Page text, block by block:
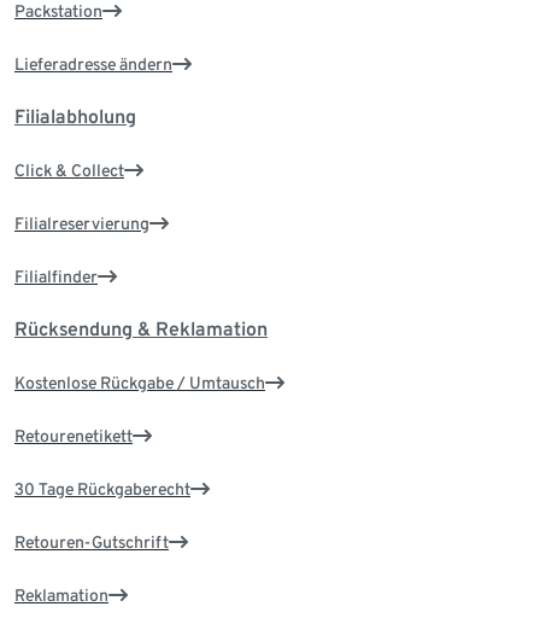
Packstation
Lieferadresse ändern
Filialabholung
Click & Collect
Filialreservierung
Filialfinder
Rücksendung & Reklamation
Kostenlose Rückgabe / Umtausch
Retourenetikett
30 Tage Rückgaberecht
Retouren-Gutschrift
Reklamation